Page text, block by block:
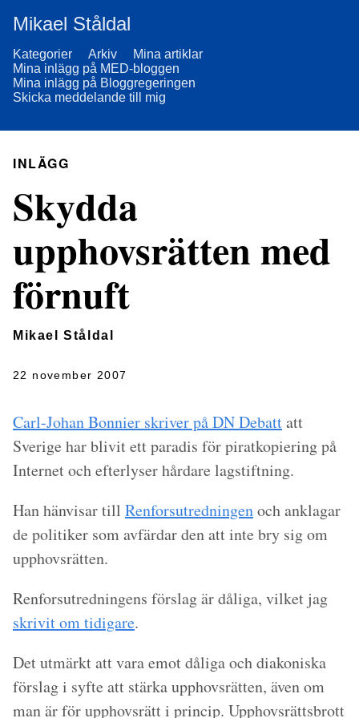
Mikael Ståldal
Kategorier Arkiv
Mina artiklar
Mina inlägg på MED-bloggen
Mina inlägg på Bloggregeringen
Skicka meddelande till mig
INLÄGG
Skydda
upphovsrätten med
förnuft
Mikael Ståldal
22 november 2007
Carl-Johan Bonnier skriver på DN Debattatt
Sverige har blivit ett paradis för piratkopiering på
Internet och efterlyser hårdare lagstiftning.
Han hänvisar till Renforsutredningenoch anklagar
de politiker som avfärdar den att inte bry sig om
upphovsrätten.
Renforsutredningens förslag är dåliga, vilket jag
skrivit om tidigare.
Det utmärkt att vara emot dåliga och diakoniska
förslag i syfte att stärka upphovsrätten, även om
man är för upphovsrätt i princip. Upphovsrättsbrott